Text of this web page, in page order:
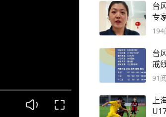
台
专
194
台
戒
加
91
上